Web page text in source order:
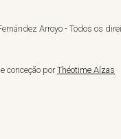
Arroyo - Todos os
conceção porThéotime Alzas